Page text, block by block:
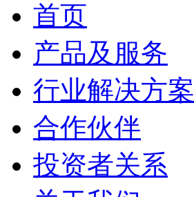
首页
产品及服务
行业解决方案
合作伙伴
投资者关系